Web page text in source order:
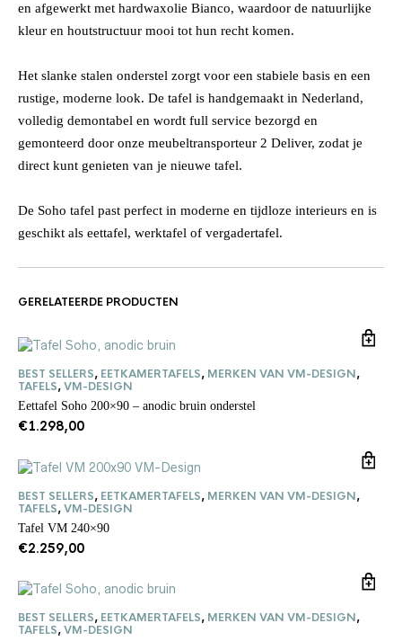
en afgewerkt met hardwaxolie Bianco, waardoor de natuurlijke
kleur en houtstructuur mooi tot hun recht komen.
Het slanke stalen onderstel zorgt voor een stabiele basis en een
rustige, moderne look. De tafel is handgemaakt in Nederland,
volledig demontabel en wordt full service bezorgd en
gemonteerd door onze meubeltransporteur 2 Deliver, zodat je
direct kunt genieten van je nieuwe tafel.
De Soho tafel past perfect in moderne en tijdloze interieurs en is
geschikt als eettafel, werktafel of vergadertafel.
GERELATEERDE PRODUCTEN
BEST SELLERS, EETKAMERTAFELS, MERKEN VAN VM-DESIGN,
TAFELS,VM-DESIGN
Eettafel Soho 200×90 – anodic bruin onderstel
€1.298,00
BEST SELLERS, EETKAMERTAFELS, MERKEN VAN VM-DESIGN,
TAFELS,VM-DESIGN
Tafel VM 240×90
€2.259,00
BEST SELLERS, EETKAMERTAFELS, MERKEN VAN VM-DESIGN,
TAFELS,VM-DESIGN